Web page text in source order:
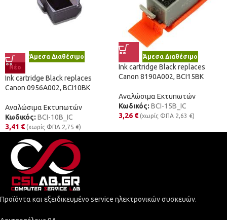
Άμεσα Διαθέσιμο
Νέο
Ink cartridge Black replaces
Canon 0956A002, BCI10BK
Αναλώσιμα Εκτυπωτών
Κωδικός: BCI-10B_IC
3,41 € (χωρίς ΦΠΑ 2,75 €)
Άμεσα Διαθέσιμο
Ink cartridge Black replaces
Canon 8190A002, BCI15BK
Αναλώσιμα Εκτυπωτών
Κωδικός: BCI-15B_IC
3,26 € (χωρίς ΦΠΑ 2,63 €)
Προϊόντα και εξειδικευμένο service ηλεκτρονικών συσκευών.